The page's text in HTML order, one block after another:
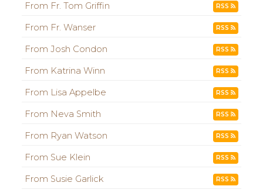
From Fr. Tom Griffin RSS
From Fr. Wanser RSS
From Josh Condon RSS
From Katrina Winn RSS
From Lisa Appelbe RSS
From Neva Smith RSS
From Ryan Watson RSS
From Sue Klein RSS
From Susie Garlick RSS